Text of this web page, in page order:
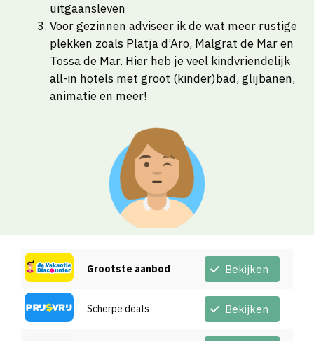
uitgaansleven
Voor gezinnen adviseer ik de wat meer rustige
plekken zoals Platja d’Aro, Malgrat de Mar en
Tossa de Mar. Hier heb je veel kindvriendelijk
all-in hotels met groot (kinder)bad, glijbanen,
animatie en meer!
Grootste aanbod Bekijken
Scherpe deals Bekijken